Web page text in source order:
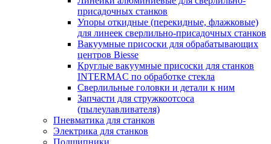
присадочных станков
Упоры откидные (перекидные, флажковые)
для линеек сверлильно-присадочных станков
Вакуумные присоски для обрабатывающих
центров Biesse
Круглые вакуумные присоски для станков
INTERMAC по обработке стекла
Сверлильные головки и детали к ним
Запчасти для стружкоотсоса
(пылеулавливателя)
Пневматика для станков
Электрика для станков
Подшипники